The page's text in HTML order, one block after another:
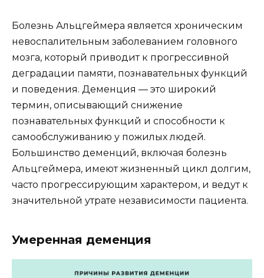
Болезнь Альцгеймера является хроническим
невоспалительным заболеванием головного
мозга, который приводит к прогрессивной
деградации памяти, познавательных функций
и поведения. Деменция — это широкий
термин, описывающий снижение
познавательных функций и способности к
самообслуживанию у пожилых людей.
Большинство деменций, включая болезнь
Альцгеймера, имеют жизненный цикл долгим,
часто прогрессирующим характером, и ведут к
значительной утрате независимости пациента.
Умеренная деменция